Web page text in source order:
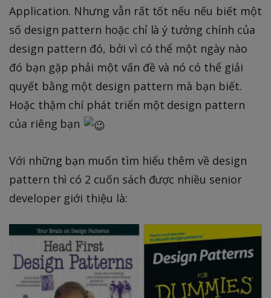
Application. Nhưng vẫn rất tốt nếu nếu biết một
số design pattern hoặc chỉ là ý tưởng chính của
design pattern đó, bởi vì có thể một ngày nào
đó bạn gặp phải một vấn đề và nó có thể giải
quyết bằng một design pattern mà bạn biết.
Hoặc thậm chí phát triển một design pattern
của riêng bạn
Với những bạn muốn tìm hiểu thêm về design
pattern thì có 2 cuốn sách được nhiều senior
developer giới thiệu là: